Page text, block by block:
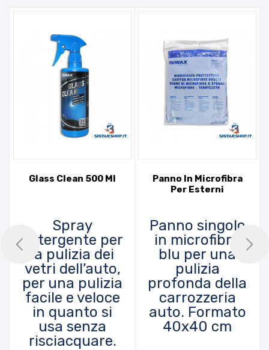
Glass Clean 500 Ml
Spray
detergente per
la pulizia dei
vetri dell’auto,
per una pulizia
facile e veloce
in quanto si
usa senza
risciacquare.
Panno In Microfibra
Per Esterni
Panno singolo
in microfibra
blu per una
pulizia
profonda della
carrozzeria
auto. Formato
40x40 cm